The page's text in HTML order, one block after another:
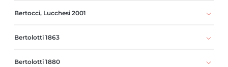
Bertocci, Lucchesi 2001
Bertolotti 1863
Bertolotti 1880